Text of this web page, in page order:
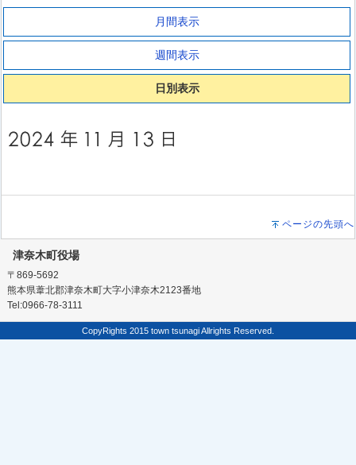
月間表示
週間表示
日別表示
ページの先頭へ
津奈木町役場
〒869-5692
熊本県葦北郡津奈木町大字小津奈木2123番地
Tel:0966-78-3111
CopyRights 2015 town tsunagi Allrights Reserved.